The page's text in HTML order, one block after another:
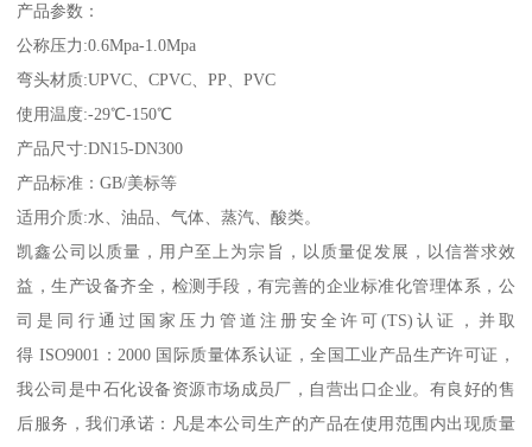
产品参数：
公称压力:0.6Mpa-1.0Mpa
弯头材质:UPVC、CPVC、PP、PVC
使用温度:-29℃-150℃
产品尺寸:DN15-DN300
产品标准：GB/美标等
适用介质:水、油品、气体、蒸汽、酸类。
凯鑫公司以质量，用户至上为宗旨，以质量促发展，以信誉求效
益，生产设备齐全，检测手段，有完善的企业标准化管理体系，公
司是同行通过国家压力管道注册安全许可(TS)认证，并取
得 ISO9001：2000 国际质量体系认证，全国工业产品生产许可证，
我公司是中石化设备资源市场成员厂，自营出口企业。有良好的售
后服务，我们承诺：凡是本公司生产的产品在使用范围内出现质量